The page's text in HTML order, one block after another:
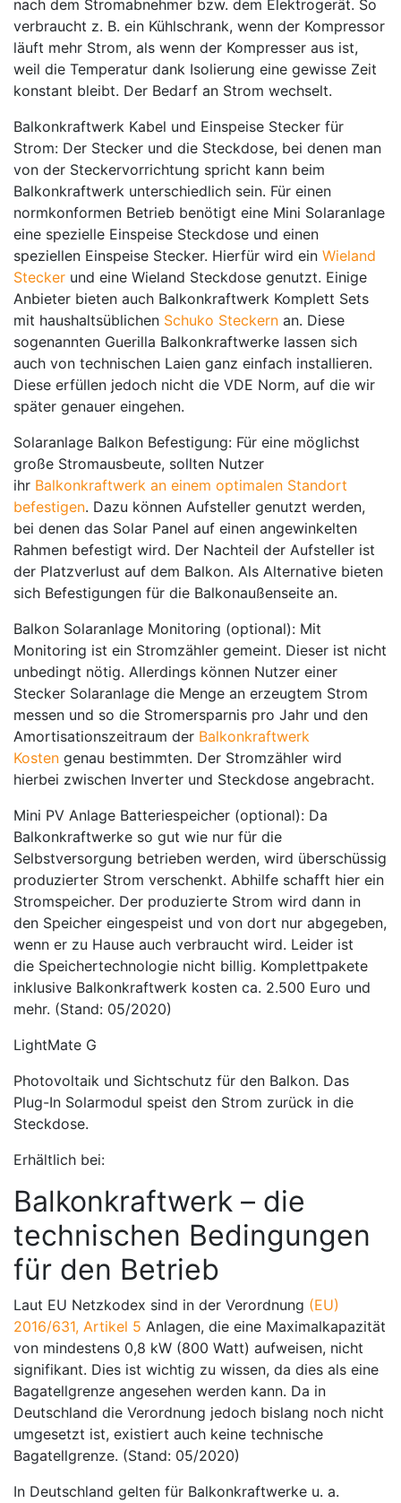
nach dem Stromabnehmer bzw. dem Elektrogerät. So
verbraucht z. B. ein Kühlschrank, wenn der Kompressor
läuft mehr Strom, als wenn der Kompresser aus ist,
weil die Temperatur dank Isolierung eine gewisse Zeit
konstant bleibt. Der Bedarf an Strom wechselt.
Balkonkraftwerk Kabel und Einspeise Stecker für
Strom: Der Stecker und die Steckdose, bei denen man
von der Steckervorrichtung spricht kann beim
Balkonkraftwerk unterschiedlich sein. Für einen
normkonformen Betrieb benötigt eine Mini Solaranlage
eine spezielle Einspeise Steckdose und einen
speziellen Einspeise Stecker. Hierfür wird ein Wieland
Stecker und eine Wieland Steckdose genutzt. Einige
Anbieter bieten auch Balkonkraftwerk Komplett Sets
mit haushaltsüblichen Schuko Steckern an. Diese
sogenannten Guerilla Balkonkraftwerke lassen sich
auch von technischen Laien ganz einfach installieren.
Diese erfüllen jedoch nicht die VDE Norm, auf die wir
später genauer eingehen.
Solaranlage Balkon Befestigung: Für eine möglichst
große Stromausbeute, sollten Nutzer
ihr Balkonkraftwerk an einem optimalen Standort
befestigen. Dazu können Aufsteller genutzt werden,
bei denen das Solar Panel auf einen angewinkelten
Rahmen befestigt wird. Der Nachteil der Aufsteller ist
der Platzverlust auf dem Balkon. Als Alternative bieten
sich Befestigungen für die Balkonaußenseite an.
Balkon Solaranlage Monitoring (optional): Mit
Monitoring ist ein Stromzähler gemeint. Dieser ist nicht
unbedingt nötig. Allerdings können Nutzer einer
Stecker Solaranlage die Menge an erzeugtem Strom
messen und so die Stromersparnis pro Jahr und den
Amortisationszeitraum der Balkonkraftwerk
Kosten genau bestimmten. Der Stromzähler wird
hierbei zwischen Inverter und Steckdose angebracht.
Mini PV Anlage Batteriespeicher (optional): Da
Balkonkraftwerke so gut wie nur für die
Selbstversorgung betrieben werden, wird überschüssig
produzierter Strom verschenkt. Abhilfe schafft hier ein
Stromspeicher. Der produzierte Strom wird dann in
den Speicher eingespeist und von dort nur abgegeben,
wenn er zu Hause auch verbraucht wird. Leider ist
die Speichertechnologie nicht billig. Komplettpakete
inklusive Balkonkraftwerk kosten ca. 2.500 Euro und
mehr. (Stand: 05/2020)
LightMate G
Photovoltaik und Sichtschutz für den Balkon. Das
Plug-In Solarmodul speist den Strom zurück in die
Steckdose.
Erhältlich bei:
Balkonkraftwerk – die
technischen Bedingungen
für den Betrieb
Laut EU Netzkodex sind in der Verordnung (EU)
2016/631, Artikel 5 Anlagen, die eine Maximalkapazität
von mindestens 0,8 kW (800 Watt) aufweisen, nicht
signifikant. Dies ist wichtig zu wissen, da dies als eine
Bagatellgrenze angesehen werden kann. Da in
Deutschland die Verordnung jedoch bislang noch nicht
umgesetzt ist, existiert auch keine technische
Bagatellgrenze. (Stand: 05/2020)
In Deutschland gelten für Balkonkraftwerke u. a.